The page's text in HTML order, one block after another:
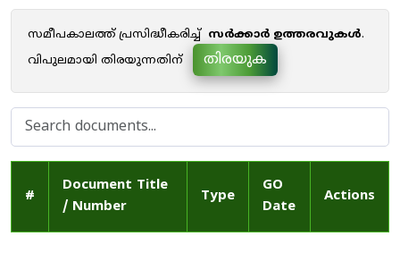
സമീപകാലത്ത് പ്രസിദ്ധീകരിച്ച് സർക്കാർ ഉത്തരവുകൾ.
വിപുലമായി തിരയുന്നതിന്
തിരയുക
#
Document Title
/ Number
Type
GO
Date
Actions